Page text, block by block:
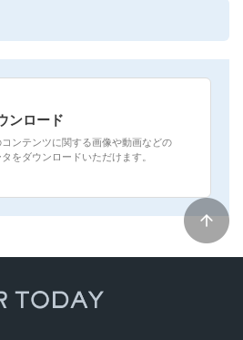
ンロード
コンテンツに関する画像や動画などの
をダウンロードいただけます。